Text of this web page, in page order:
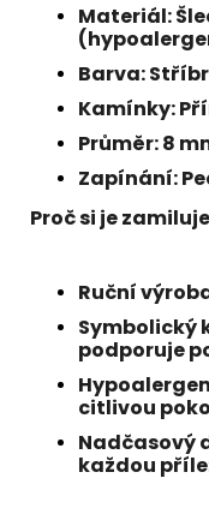
Materiál:
Barva:
Kamínky:
Průměr:8
Zapínání:
Proč si je
Ruční
Symbolický
podporuje
citlivou
Nadčasový
každou